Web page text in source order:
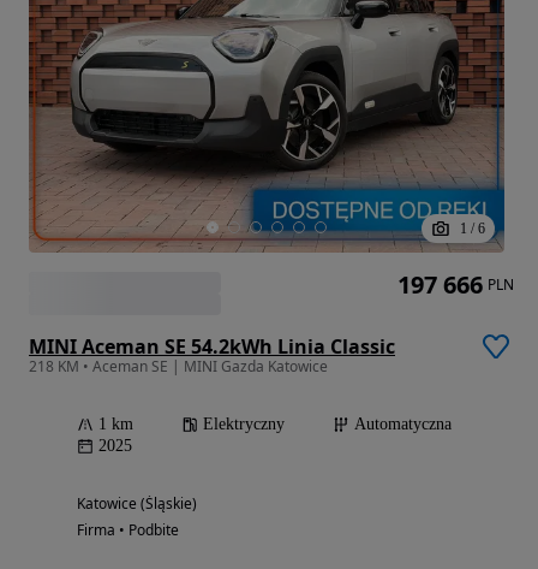
1 / 6
MINI Aceman SE 54.2kWh Linia Classic
218 KM • Aceman SE | MINI Gazda Katowice
1 km Elektryczny
Automatyczna
2025
Katowice (Śląskie)
Firma • Podbite
197 666 PLN